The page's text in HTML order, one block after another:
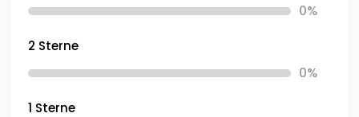
0%
2 Sterne
0%
1 Sterne